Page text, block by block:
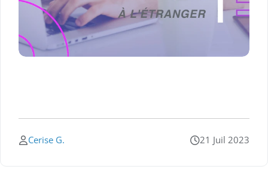
Cerise G. 21 Juil 2023